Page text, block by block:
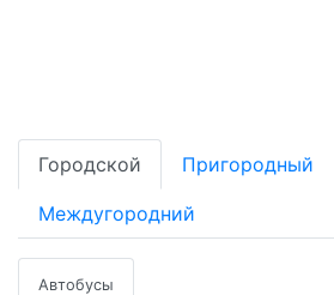
Городской Пригородный
Междугородний
Автобусы